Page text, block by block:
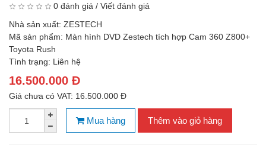
0 đánh giá / Viết đánh giá
Nhà sản xuất: ZESTECH
Mã sản phẩm: Màn hình DVD Zestech tích hợp Cam 360 Z800+
Toyota Rush
Tình trạng: Liên hệ
16.500.000 Đ
Giá chưa có VAT: 16.500.000 Đ
Mua hàng Thêm vào giỏ hàng